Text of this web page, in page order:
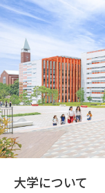
大学について